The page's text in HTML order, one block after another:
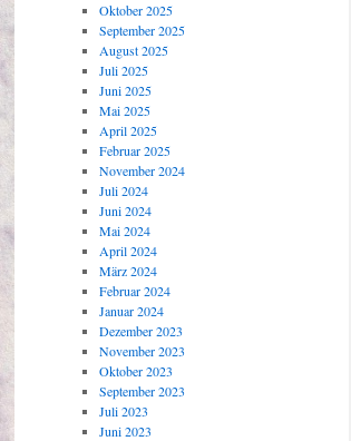
Oktober 2025
September 2025
August 2025
Juli 2025
Juni 2025
Mai 2025
April 2025
Februar 2025
November 2024
Juli 2024
Juni 2024
Mai 2024
April 2024
März 2024
Februar 2024
Januar 2024
Dezember 2023
November 2023
Oktober 2023
September 2023
Juli 2023
Juni 2023